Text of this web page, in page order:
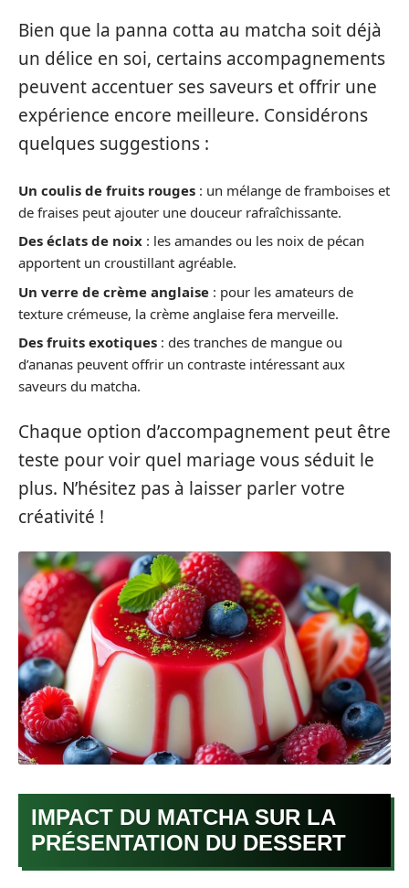
Bien que la panna cotta au matcha soit déjà
un délice en soi, certains accompagnements
peuvent accentuer ses saveurs et offrir une
expérience encore meilleure. Considérons
quelques suggestions :
Un coulis de fruits rouges : un mélange de framboises et
de fraises peut ajouter une douceur rafraîchissante.
Des éclats de noix : les amandes ou les noix de pécan
apportent un croustillant agréable.
Un verre de crème anglaise : pour les amateurs de
texture crémeuse, la crème anglaise fera merveille.
Des fruits exotiques : des tranches de mangue ou
d’ananas peuvent offrir un contraste intéressant aux
saveurs du matcha.
Chaque option d’accompagnement peut être
teste pour voir quel mariage vous séduit le
plus. N’hésitez pas à laisser parler votre
créativité !
IMPACT DU MATCHA SUR LA
PRÉSENTATION DU DESSERT